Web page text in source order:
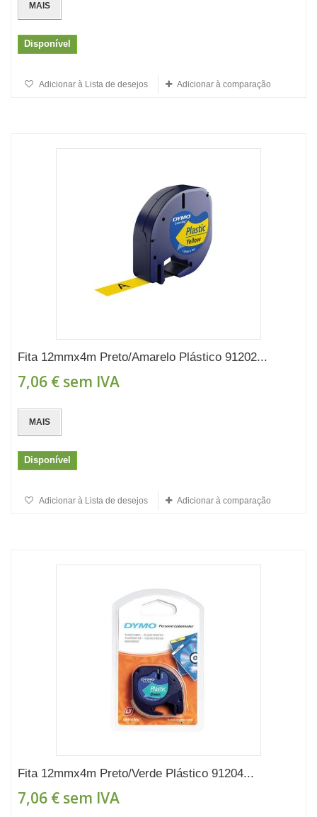
MAIS
Disponível
Adicionar à Lista de desejos Adicionar à comparação
Fita 12mmx4m Preto/Amarelo Plástico 91202...
7,06 € sem IVA
MAIS
Disponível
Adicionar à Lista de desejos Adicionar à comparação
Fita 12mmx4m Preto/Verde Plástico 91204...
7,06 € sem IVA